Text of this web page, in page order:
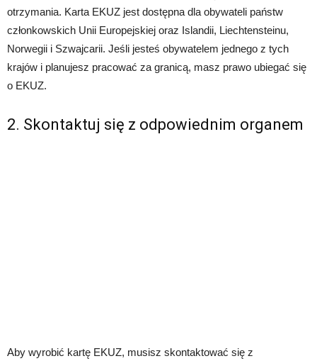
otrzymania. Karta EKUZ jest dostępna dla obywateli państw
członkowskich Unii Europejskiej oraz Islandii, Liechtensteinu,
Norwegii i Szwajcarii. Jeśli jesteś obywatelem jednego z tych
krajów i planujesz pracować za granicą, masz prawo ubiegać się
o EKUZ.
2. Skontaktuj się z odpowiednim organem
Aby wyrobić kartę EKUZ, musisz skontaktować się z